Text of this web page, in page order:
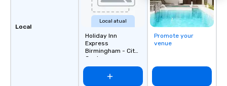
Local
Local atual
Holiday Inn
Express
Birmingham - City
Centre
Promote your
venue